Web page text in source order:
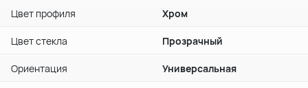
Цвет профиля Хром
Цвет стекла Прозрачный
Ориентация Универсальная